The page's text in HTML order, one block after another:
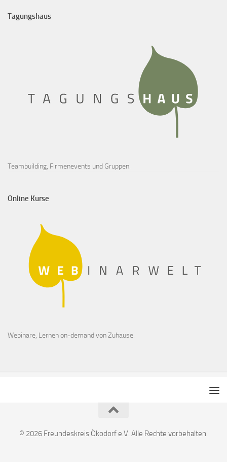
Tagungshaus
Teambuilding, Firmenevents und Gruppen.
Online Kurse
Webinare, Lernen on-demand von Zuhause.
© 2026 Freundeskreis Ökodorf e.V. Alle Rechte vorbehalten.